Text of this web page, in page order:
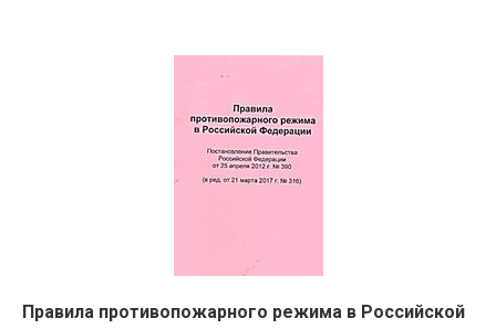
Правила противопожарного режима в Российской